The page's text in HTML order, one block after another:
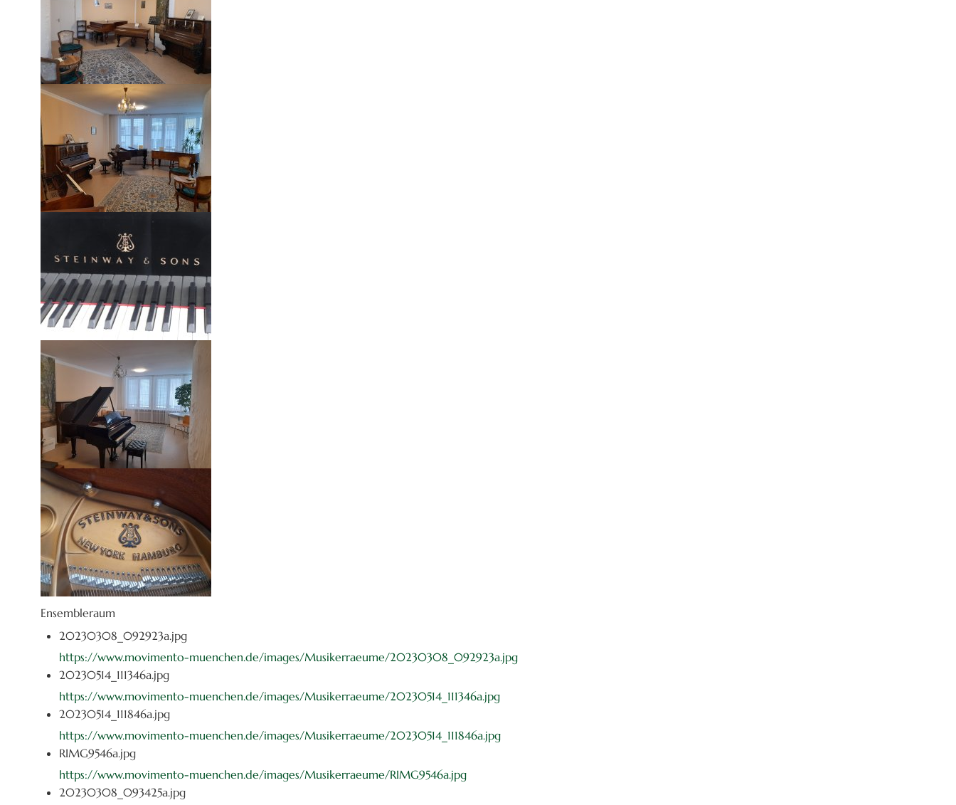
Ensembleraum
20230308_092923a.jpg
https://www.movimento-muenchen.de/images/Musikerraeume/20230308_092923a.jpg
20230514_111346a.jpg
https://www.movimento-muenchen.de/images/Musikerraeume/20230514_111346a.jpg
20230514_111846a.jpg
https://www.movimento-muenchen.de/images/Musikerraeume/20230514_111846a.jpg
RIMG9546a.jpg
https://www.movimento-muenchen.de/images/Musikerraeume/RIMG9546a.jpg
20230308_093425a.jpg